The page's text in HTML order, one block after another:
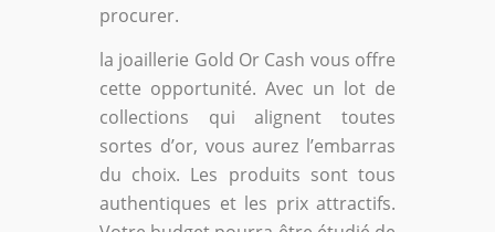
procurer.
la joaillerie Gold Or Cash vous offre
cette opportunité. Avec un lot de
collections qui alignent toutes
sortes d’or, vous aurez l’embarras
du choix. Les produits sont tous
authentiques et les prix attractifs.